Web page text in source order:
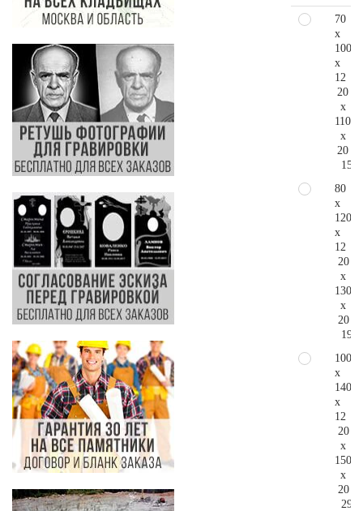
70
x
100
x
12
20
x
110
x
20
80
x
120
x
12
20
x
130
x
20
100
x
140
x
12
20
x
150
x
20